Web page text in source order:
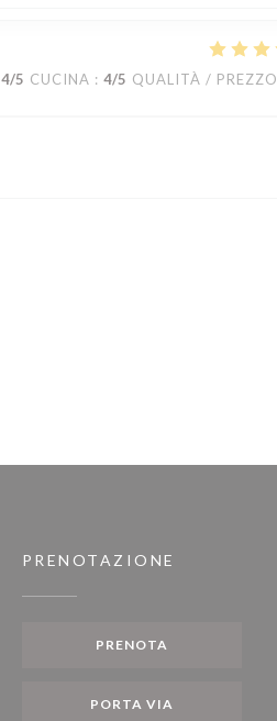
4/5 CUCINA : 4/5 QUALITÀ / PREZZO
PRENOTAZIONE
PRENOTA
PORTA VIA